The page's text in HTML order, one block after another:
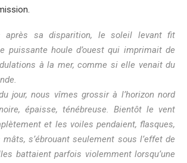
après sa disparition, le soleil levant fit
puissante houle d’ouest qui imprimait de
à la mer, comme si elle venait du
jour, nous vîmes grossir à l’horizon nord
épaisse, ténébreuse. Bientôt le vent
et les voiles pendaient, flasques,
s’ébrouant seulement sous l’effet de
battaient parfois violemment lorsqu’une